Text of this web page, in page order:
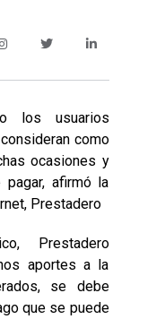
los usuarios
como
ocasiones y
afirmó la
Prestadero
Prestadero
aportes a la
se debe
que se puede